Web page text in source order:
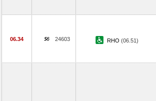
06.34 24603 RHO (06.51)